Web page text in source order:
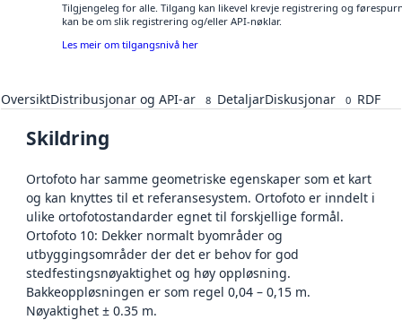
Tilgjengeleg for alle. Tilgang kan likevel krevje registrering og
kan be om slik registrering og/eller API-nøklar.
Les meir om tilgangsnivå her
OversiktDistribusjonar og API-ar 8 DetaljarDiskusjonar 0 RDF
Skildring
Ortofoto har samme geometriske egenskaper som et kart
og kan knyttes til et referansesystem. Ortofoto er inndelt i
ulike ortofotostandarder egnet til forskjellige formål.
Ortofoto 10: Dekker normalt byområder og
utbyggingsområder der det er behov for god
stedfestingsnøyaktighet og høy oppløsning.
Bakkeoppløsningen er som regel 0,04 – 0,15 m.
Nøyaktighet ± 0.35 m.